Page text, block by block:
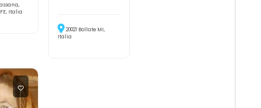
Italia
20021 Bollate MI,
Italia